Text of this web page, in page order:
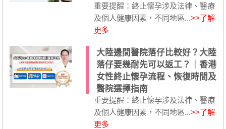
重要提醒：終止懷孕涉及法律、醫療
及個人健康因素，不同地區...>>了解
更多
大陸邊間醫院落仔比較好？大陸
落仔要幾耐先可以返工？｜香港
女性終止懷孕流程、恢復時間及
醫院選擇指南
重要提醒：終止懷孕涉及法律、醫療
及個人健康因素，不同地區...>>了解
更多